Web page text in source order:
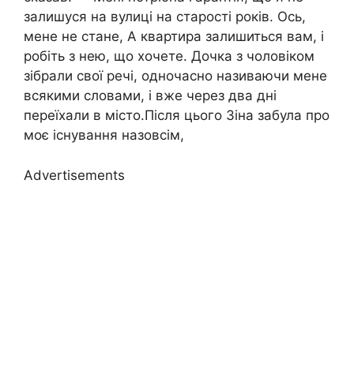
залишуся на вулиці на старості років. Ось,
мене не стане, А квартира залишиться вам, і
робіть з нею, що хочете. Дочка з чоловіком
зібрали свої речі, одночасно називаючи мене
всякими словами, і вже через два дні
переїхали в місто.Після цього Зіна забула про
моє існування назовсім,
Advertisements